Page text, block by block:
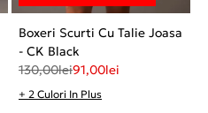
Boxeri Scurti Cu Talie Joasa
- CK Black
130,00lei91,00lei
+ 2 Culori In Plus